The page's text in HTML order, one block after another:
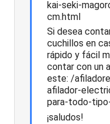
kai-seki-
cm.html
Si desea
cuchillos en
rápido y fácil
contar con un
este: /
afilador-
para-todo-
¡saludos!